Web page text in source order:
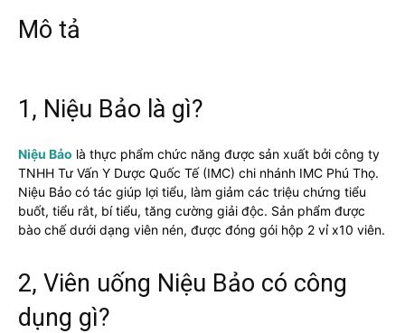
tiểu
số
lượng
Mô tả
1, Niệu Bảo là gì?
Niệu Bảo là thực phẩm chức năng được sản xuất bởi công ty
TNHH Tư Vấn Y Dược Quốc Tế (IMC) chi nhánh IMC Phú Thọ.
Niệu Bảo có tác giúp lợi tiểu, làm giảm các triệu chứng tiểu
buốt, tiểu rắt, bí tiểu, tăng cường giải độc. Sản phẩm được
bào chế dưới dạng viên nén, được đóng gói hộp 2 vỉ x10 viên.
2, Viên uống Niệu Bảo có công
dụng gì?